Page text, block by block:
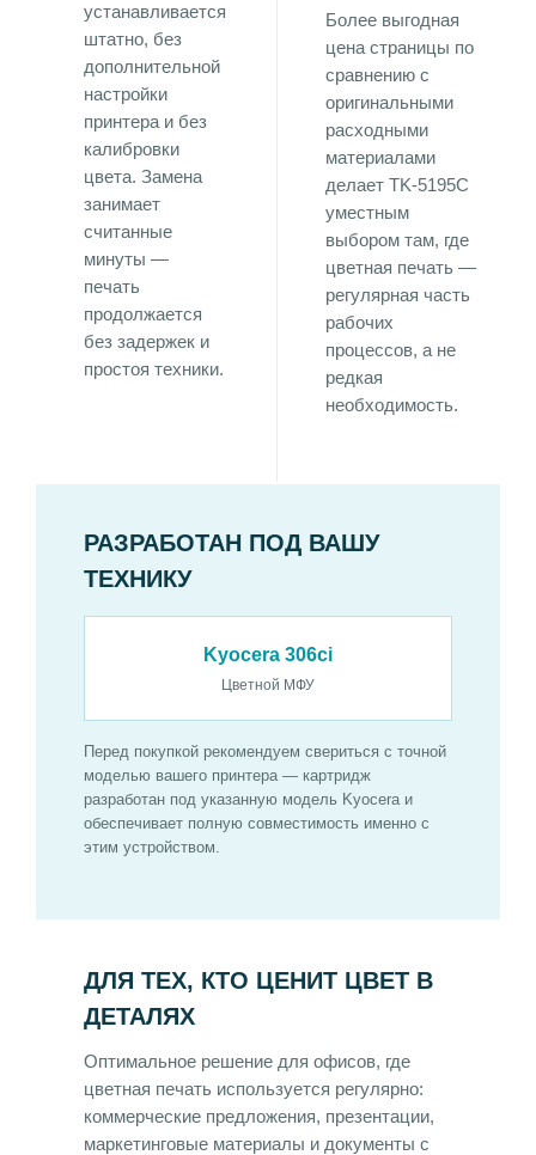
устанавливается
штатно, без
дополнительной
настройки
принтера и без
калибровки
цвета. Замена
занимает
считанные
минуты —
печать
продолжается
без задержек и
простоя техники.
Более выгодная
цена страницы по
сравнению с
оригинальными
расходными
материалами
делает TK-5195C
уместным
выбором там, где
цветная печать —
регулярная часть
рабочих
процессов, а не
редкая
необходимость.
РАЗРАБОТАН ПОД ВАШУ
ТЕХНИКУ
Kyocera 306ci
Цветной МФУ
Перед покупкой рекомендуем свериться с точной
моделью вашего принтера — картридж
разработан под указанную модель Kyocera и
обеспечивает полную совместимость именно с
этим устройством.
ДЛЯ ТЕХ, КТО ЦЕНИТ ЦВЕТ В
ДЕТАЛЯХ
Оптимальное решение для офисов, где
цветная печать используется регулярно:
коммерческие предложения, презентации,
маркетинговые материалы и документы с